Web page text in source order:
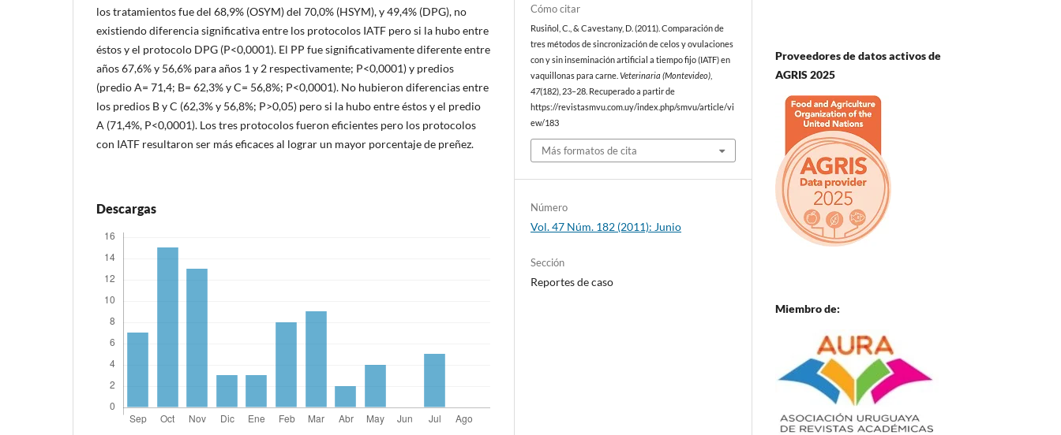
los tratamientos fue del 68,9% (OSYM) del 70,0% (HSYM), y 49,4% (DPG), no
existiendo diferencia significativa entre los protocolos IATF pero si la hubo entre
éstos y el protocolo DPG (P<0,0001). El PP fue significativamente diferente entre
años 67,6% y 56,6% para años 1 y 2 respectivamente; P<0,0001) y predios
(predio A= 71,4; B= 62,3% y C= 56,8%; P<0,0001). No hubieron diferencias entre
los predios B y C (62,3% y 56,8%; P>0,05) pero si la hubo entre éstos y el predio
A (71,4%, P<0,0001). Los tres protocolos fueron eficientes pero los protocolos
con IATF resultaron ser más eficaces al lograr un mayor porcentaje de preñez.
Descargas
Cómo citar
Rusiñol, C., & Cavestany, D. (2011). Comparación de
tres métodos de sincronización de celos y ovulaciones
con y sin inseminación artificial a tiempo fijo (IATF) en
vaquillonas para carne.Veterinaria (Montevideo)
47(182), 23–28. Recuperado a partir de
https://revistasmvu.com.uy/index.php/smvu/article/vi
ew/183
Más formatos de cita
Número
Vol. 47 Núm. 182 (2011): Junio
Sección
Reportes de caso
Proveedores de datos activos de
AGRIS 2025
Miembro de: